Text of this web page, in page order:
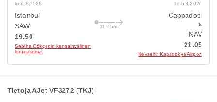
to 6.8.2026
Istanbul
SAW
19.50
Sabiha Gökçenin kansainvälinen
lentoasema
1h 15m
to 6.8.2026
Cappadoci
a
NAV
21.05
Nevsehir Kapadokya Airport
Tietoja AJet VF3272 (TKJ)